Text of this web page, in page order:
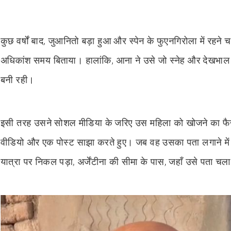
कुछ वर्षों बाद, जुआनितो बड़ा हुआ और स्पेन के फुएनगिरोला में रहने
अधिकांश समय बिताया। हालांकि, आना ने उसे जो स्नेह और देखभाल
बनी रही।
इसी तरह उसने सोशल मीडिया के जरिए उस महिला को खोजने का
वीडियो और एक पोस्ट साझा करते हुए। जब वह उसका पता लगाने
यात्रा पर निकल पड़ा, अर्जेंटीना की सीमा के पास, जहाँ उसे पता